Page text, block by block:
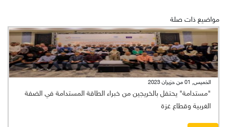
مواضيع ذات صلة
الخميس, 01 من حزيران 2023
"مستدامة" يحتفل بالخريجين من خبراء الطاقة المستدامة في الضفة
الغربية وقطاع غزة